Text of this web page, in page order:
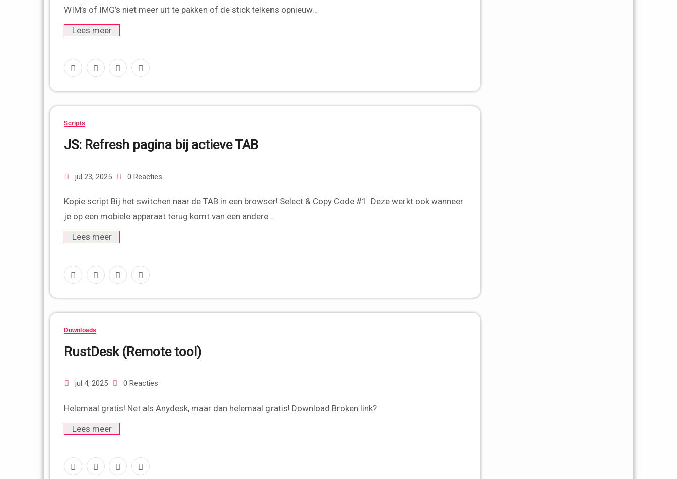
WIM’s of IMG’s niet meer uit te pakken of de stick telkens opnieuw…
Lees meer
Scripts
JS: Refresh pagina bij actieve TAB
jul 23, 2025 0 Reacties
Kopie script Bij het switchen naar de TAB in een browser! Select & Copy Code #1 Deze werkt ook wanneer
je op een mobiele apparaat terug komt van een andere…
Lees meer
Downloads
RustDesk (Remote tool)
jul 4, 2025 0 Reacties
Helemaal gratis! Net als Anydesk, maar dan helemaal gratis! Download Broken link?
Lees meer